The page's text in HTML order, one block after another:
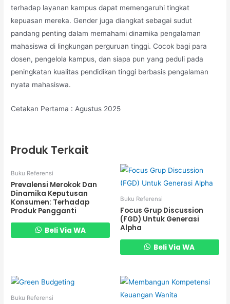
terhadap layanan kampus dapat memengaruhi tingkat
kepuasan mereka. Gender juga diangkat sebagai sudut
pandang penting dalam memahami dinamika pengalaman
mahasiswa di lingkungan perguruan tinggi. Cocok bagi para
dosen, pengelola kampus, dan siapa pun yang peduli pada
peningkatan kualitas pendidikan tinggi berbasis pengalaman
nyata mahasiswa.
Cetakan Pertama : Agustus 2025
Produk Terkait
Buku Referensi
Prevalensi Merokok Dan
Dinamika Keputusan
Konsumen: Terhadap
Produk Pengganti
Beli Via WA
Buku Referensi
Focus Grup Discussion
(FGD) Untuk Generasi
Alpha
Beli Via WA
Buku Referensi